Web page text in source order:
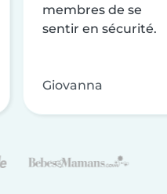
membres de se
sentir en sécurité.
Giovanna